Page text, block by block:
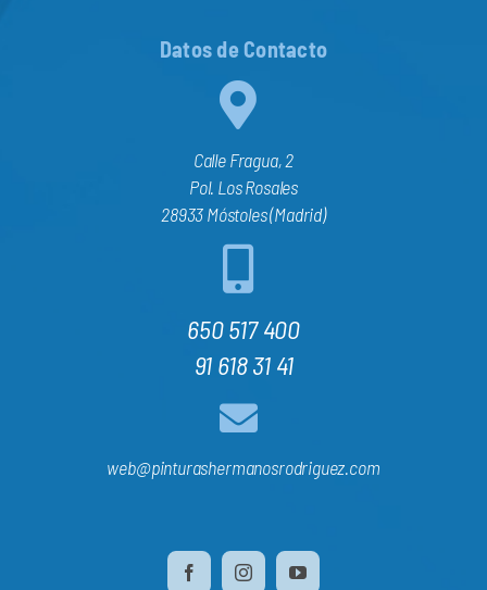
Datos de Contacto
Calle Fragua, 2
Pol. Los Rosales
28933 Móstoles (Madrid)
650 517 400
91 618 31 41
web@pinturashermanosrodriguez.com